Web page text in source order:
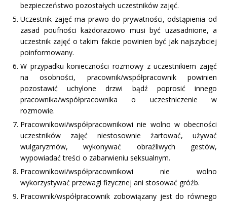
bezpieczeństwo pozostałych uczestników zajęć.
Uczestnik zajęć ma prawo do prywatności, odstąpienia od
zasad poufności każdorazowo musi być uzasadnione, a
uczestnik zajęć o takim fakcie powinien być jak najszybciej
poinformowany.
W przypadku konieczności rozmowy z uczestnikiem zajęć
na osobności, pracownik/współpracownik powinien
pozostawić uchylone drzwi bądź poprosić innego
pracownika/współpracownika o uczestniczenie w
rozmowie.
Pracownikowi/współpracownikowi nie wolno w obecności
uczestników zajęć niestosownie żartować, używać
wulgaryzmów, wykonywać obraźliwych gestów,
wypowiadać treści o zabarwieniu seksualnym.
Pracownikowi/współpracownikowi nie wolno
wykorzystywać przewagi fizycznej ani stosować gróźb.
Pracownik/współpracownik zobowiązany jest do równego